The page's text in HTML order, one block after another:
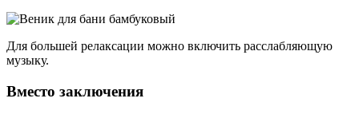
Для большей релаксации можно включить расслабляющую
музыку.
Вместо заключения